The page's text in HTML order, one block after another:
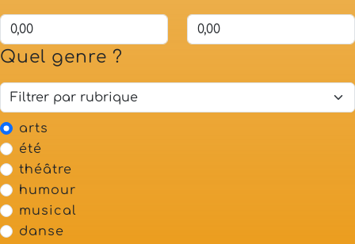
Quel genre ?
arts
été
théâtre
humour
musical
danse